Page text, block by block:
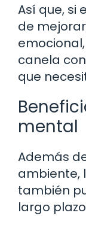
Así que, si
de
canela
que
mental
Además
ambiente,
también
largo